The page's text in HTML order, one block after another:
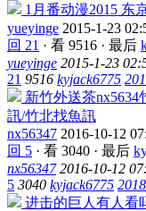
1月番动漫2015 东
yueyinge 2015-1-23
回 21 · 看 9516 · 最后
yueyinge 2015-1-23
21 9516 kyjack6775
新竹外送茶
訊/竹北找魚訊
nx56347 2016-10-12
回 5 · 看 3040 · 最后
nx56347 2016-10-12
5 3040 kyjack6775
进击的巨人有人看